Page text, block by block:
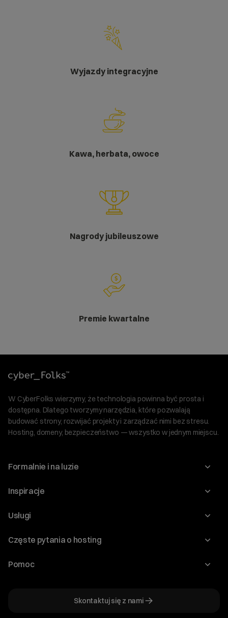
Wyjazdy integracyjne
Kawa, herbata, owoce
Nagrody jubileuszowe
Premie kwartalne
W CyberFolks wierzymy, że technologia powinna być prosta i
dostępna. Dlatego tworzymy narzędzia, które pozwalają
budować strony, rozwijać projekty i zarządzać nimi bez stresu.
Hosting, domeny, bezpieczeństwo — wszystko w jednym miejscu.
Formalnie i na luzie
O nas
Program Korzyści dla Inwestorów
Regulaminy i specyfikacje
Inspiracje
Blog
WordPress
Audyt stron
Usługi
Domeny
Hosting dla WooCommerce
Częste pytania o hosting
Jak przenieść stronę?
Pomoc
Skontaktuj się z nami